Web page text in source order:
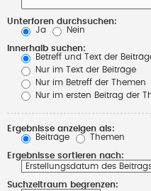
Unterforen durchsuchen:
Ja
Nein
Innerhalb suchen:
Betreff und Text der
Nur im Text der Beiträge
Nur im Betreff der Themen
Nur im ersten Beitrag der
Ergebnisse anzeigen als:
Beiträge
Themen
Ergebnisse sortieren nach:
Suchzeitraum begrenzen: